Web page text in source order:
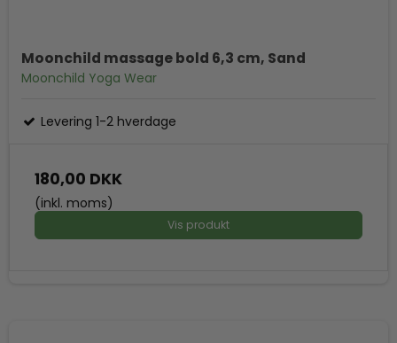
Moonchild massage bold 6,3 cm, Sand
Moonchild Yoga Wear
Levering 1-2 hverdage
180,00 DKK
(inkl. moms)
Vis produkt